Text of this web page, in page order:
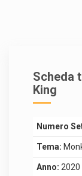
Scheda
King
Numero
Tema:
Anno: 2020